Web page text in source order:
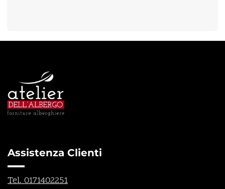
Assistenza Clienti
Tel. 0171402251